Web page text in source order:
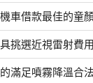
車借款最佳的童
挑選近視雷射費
滿足噴霧降溫合